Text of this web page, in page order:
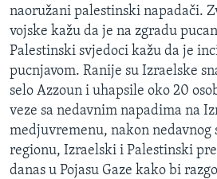
ŽENSKA STRANA
IZBJEGLIČKA STRANA
MAGAZIN
O GLASU AMERIKE
Learning English
naoružani palestinski napadači.
vojske kažu da je na zgradu
Palestinski svjedoci kažu da je
pucnjavom. Ranije su Izraelske
selo Azzoun i uhapsile oko 20
veze sa nedavnim napadima na
medjuvremenu, nakon nedavnog
regionu, Izraelski i Palestinski
danas u Pojasu Gaze kako bi